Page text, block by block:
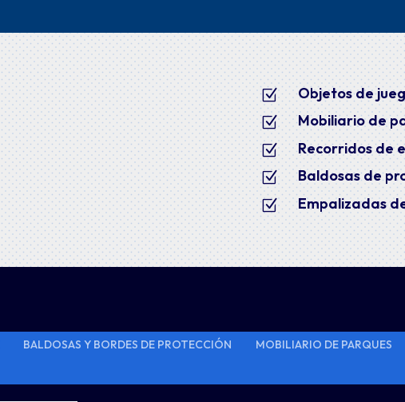
Z Objetos de
Z Mobiliario de
Z Recorridos de
Z Baldosas de
Z Empalizadas
BALDOSAS Y BORDES DE PROTECCIÓN MOBILIARIO DE PARQUES